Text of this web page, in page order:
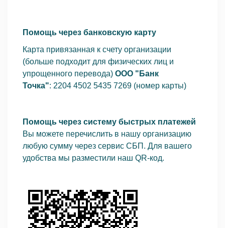
Помощь через банковскую карту
Карта привязанная к счету организации
(больше подходит для физических лиц и
упрощенного перевода) ООО "Банк
Точка": 2204 4502 5435 7269 (номер карты)
Помощь через систему быстрых платежей
Вы можете перечислить в нашу организацию
любую сумму через сервис СБП. Для вашего
удобства мы разместили наш QR-код.